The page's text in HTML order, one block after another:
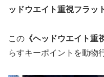
ッドウエイト重視フラッ
この 《ヘッドウエイト重
らすキーポイントを動物